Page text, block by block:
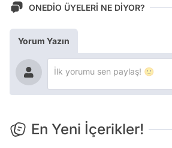
ONEDİO ÜYELERİ NE DİYOR?
Yorum Yazın
En Yeni İçerikler!